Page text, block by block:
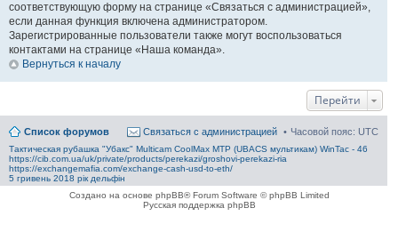
соответствующую форму на странице «Связаться с администрацией»,
если данная функция включена администратором.
Зарегистрированные пользователи также могут воспользоваться
контактами на странице «Наша команда».
Вернуться к началу
Перейти
Список форумов Часовой пояс: UTC
Связаться с администрацией
Тактическая рубашка "Убакс" Multicam CoolMax MTP (UBACS мультикам) WinTac - 46
https://cib.com.ua/uk/private/products/perekazi/groshovi-perekazi-ria
https://exchangemafia.com/exchange-cash-usd-to-eth/
5 гривень 2018 рік дельфін
Создано на основе phpBB® Forum Software © phpBB Limited
Русская поддержка phpBB